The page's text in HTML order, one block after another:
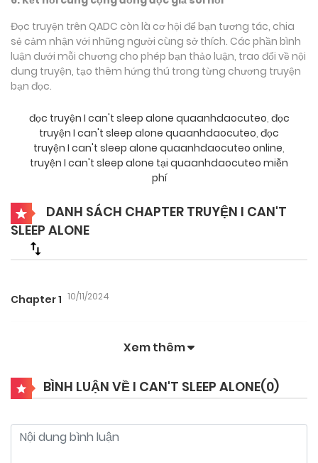
Đọc truyện trên QADC còn là cơ hội để bạn tương tác, chia
sẻ cảm nhận với những người cùng sở thích. Các phần bình
luận dưới mỗi chương cho phép bạn thảo luận, trao đổi về nội
dung truyện, tạo thêm hứng thú trong từng chương truyện
bạn đọc.
đọc truyện I can't sleep alone quaanhdaocuteo, đọc
truyện I can't sleep alone quaanhdaocuteo, đọc
truyện I can't sleep alone quaanhdaocuteo online,
truyện I can't sleep alone tại quaanhdaocuteo miễn
phí
DANH SÁCH CHAPTER TRUYỆN I CAN'T
SLEEP ALONE
Chapter 1 10/11/2024
Xem thêm
BÌNH LUẬN VỀ I CAN'T SLEEP ALONE(0)